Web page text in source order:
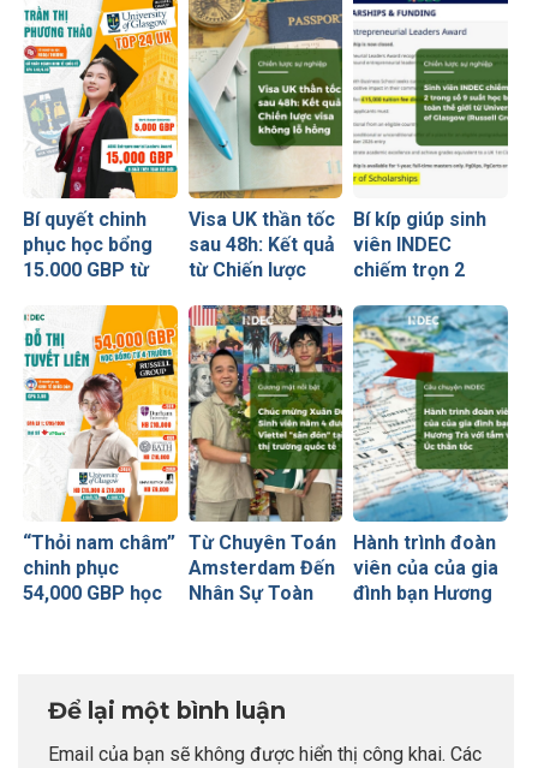
Bí quyết chinh
phục học bổng
15.000 GBP từ
Glasgow của nữ
sinh Ngoại
thương
Visa UK thần tốc
sau 48h: Kết quả
từ Chiến lược
hổng
Bí kíp giúp sinh
viên INDEC
chiếm trọn 2
học bổng toàn
thế giới từ
University of
Glasgow
(Russell Group)
“Thỏi nam châm”
chinh phục
54,000 GBP học
Từ Chuyên Toán
Amsterdam Đến
Nhân Sự Toàn
Công Vượt Bậc
Hành trình đoàn
viên của của gia
đình bạn Hương
Để lại một bình luận
Email của bạn sẽ không được hiển thị công khai. Các